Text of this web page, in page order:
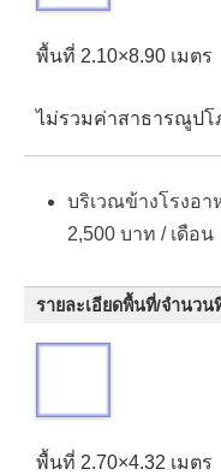
พื้นที่ 2.10×8.90 เมตร
ไม่รวมค่าสาธารณูปโ
บริเวณข้างโรงอา
2,500 บาท / เดือน
รายละเอียดพื้นที่/จำนว
พื้นที่ 2.70×4.32 เมตร